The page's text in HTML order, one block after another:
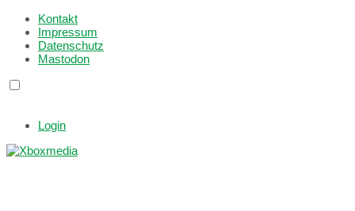
Kontakt
Impressum
Datenschutz
Mastodon
Login